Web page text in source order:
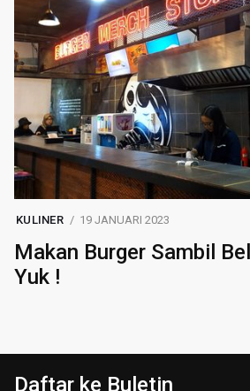
KULINER 19 JANUARI 2023
Makan Burger Sambil
Yuk !
Daftar ke Buletin